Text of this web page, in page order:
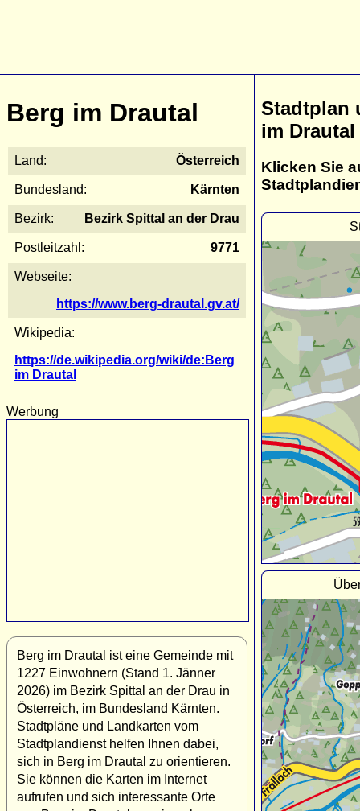
Berg im Drautal
Land: Österreich
Bundesland: Kärnten
Bezirk: Bezirk Spittal an der Drau
Postleitzahl: 9771
Webseite:
https://www.berg-drautal.gv.at/
Wikipedia:
https://de.wikipedia.org/wiki/de:Berg
im Drautal
Werbung
Berg im Drautal ist eine Gemeinde mit
1227 Einwohnern (Stand 1. Jänner
2026) im Bezirk Spittal an der Drau in
Österreich, im Bundesland Kärnten.
Stadtpläne und Landkarten vom
Stadtplandienst helfen Ihnen dabei,
sich in Berg im Drautal zu orientieren.
Sie können die Karten im Internet
aufrufen und sich interessante Orte
Stadtplan
im Drautal
Klicken Sie